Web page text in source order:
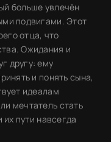
больше увлечён
подвигами. Этот
отца, что
Ожидания и
другу: ему
и понять сына,
идеалам
мечтатель стать
пути навсегда